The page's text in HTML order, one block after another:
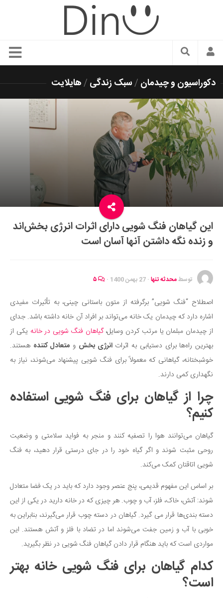
سبک زندگی
زیبایی و آرایش
شیک پوشی
دکوراسیون و چیدمان
غذا
رستوران گردی
آشپزی
سفر و گردشگری
ایران گردی
جهان گردی
موفقیت و مهارت‌های فردی
تغذیه سالم
بهداشت
بیماری و درمان
کودک و مادر
ورزش و تندرستی
روانشناسی
مراکز پزشکی و دارویی
فرهنگ و هنر
سینما و تئاتر
تلویزیون
موسیقی
چهره‌ها
عکاسی و هنرهای تجسمی
کتاب و کتاب‌خوانی
تاریخ
معماری
علمی
دکوراسیون و چیدمان /سبک زندگی /هایلایت
این گیاهان فنگ شویی دارای اثرات انرژی بخش‌اند
و زنده نگه داشتن آنها آسان است
توسطمحدثه تنها · 27 بهمن 1400 ·
اصطلاح “فنگ شویی” برگرفته از متون باستانی چینی، به تأثیرات مفیدی
اشاره دارد که چیدمان یک خانه می‌تواند بر افراد آن خانه داشته باشد. جدای
از چیدمان مبلمان یا مرتب کردن وسایل،گیاهان فنگ شویی در خانه یکی از
بهترین راه‌ها برای دستیابی به اثراتانرژی بخش و متعادل کننده هستند.
خوشبختانه، گیاهانی که معمولاً برای فنگ شویی پیشنهاد می‌شوند، نیاز به
نگهداری کمی دارند.
چرا از گیاهان برای فنگ شویی استفاده
کنیم؟
گیاهان می‌توانند هوا را تصفیه کنند و منجر به فواید سلامتی و وضعیت
روحی مثبت شوند و اگر گیاه خود را در جای درستی قرار دهید، به فنگ
شویی اتاقتان کمک می‌کند.
بر اساس این مفهوم قدیمی، پنج عنصر وجود دارد که باید در یک فضا متعادل
شوند: آتش، خاک، فلز، آب و چوب. هر چیزی که در خانه دارید در یکی از این
دسته بندی‌ها قرار می گیرد. گیاهان در دسته چوب قرار می‌گیرند، بنابراین به
خوبی با آب و زمین جفت می‌شوند اما در تضاد با فلز و آتش هستند. این
مواردی است که باید هنگام قرار دادن گیاهان فنگ شویی در نظر بگیرید.
کدام گیاهان برای فنگ شویی خانه بهتر
است؟